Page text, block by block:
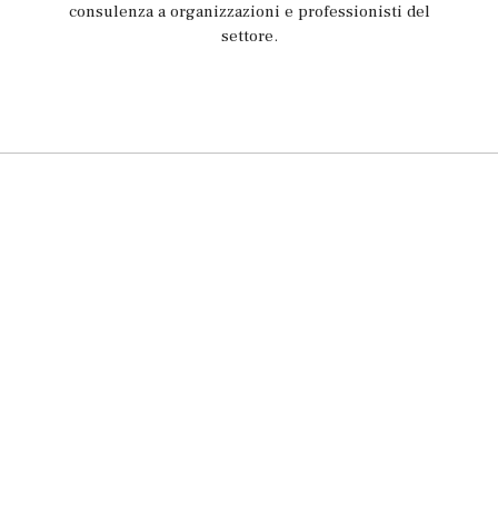
consulenza a organizzazioni e professionisti del
settore.